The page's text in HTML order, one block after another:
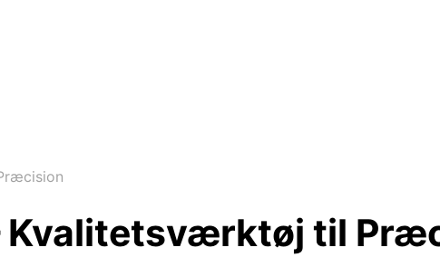
Kvalitetsværktøj til